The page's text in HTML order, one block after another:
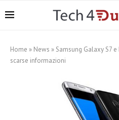
Home » News » Samsung Galaxy S7
scarse informazioni